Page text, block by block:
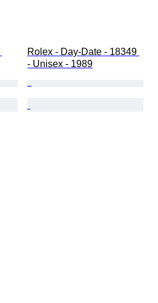
Rolex - Day-Date - 18349
- Unisex - 1989